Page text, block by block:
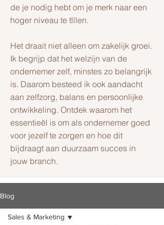
de je nodig hebt om je merk naar een
hoger niveau te tlllen.
Het draait niet alleen om zakelijk groei.
Ik begrijp dat het welzijn van de
ondernemer zelf, minstes zo belangrijk
is. Daarom besteed ik ook aandacht
aan zelfzorg, balans en persoonlijke
ontwikkeling. Ontdek waarom het
essentieël is om als ondernemer goed
voor jezelf te zorgen en hoe dit
bijdraagt aan duurzaam succes in
jouw branch.
Blog
Sales & Marketing